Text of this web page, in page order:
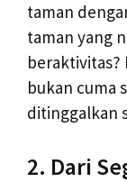
taman
taman yang
beraktivitas?
bukan cuma
ditinggalkan
2. Dari